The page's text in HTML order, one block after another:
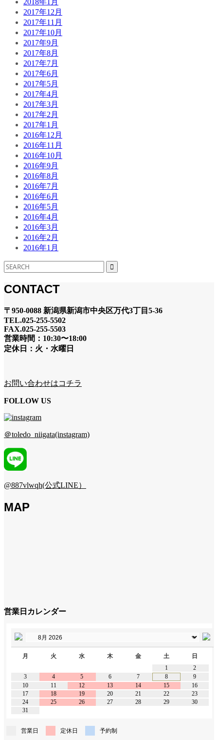
2018年1月
2017年12月
2017年11月
2017年10月
2017年9月
2017年8月
2017年7月
2017年6月
2017年5月
2017年4月
2017年3月
2017年2月
2017年1月
2016年12月
2016年11月
2016年10月
2016年9月
2016年8月
2016年7月
2016年6月
2016年5月
2016年4月
2016年3月
2016年2月
2016年1月
CONTACT
〒950-0088 新潟県新潟市中央区万代3丁目5-36
TEL.025-255-5502
FAX.025-255-5503
営業時間：10:30〜18:00
定休日：火・水曜日
お問い合わせはコチラ
FOLLOW US
＠toledo_niigata(instagram)
@887vlwqh(公式LINE）
MAP
営業日カレンダー
月 火 水 木 金 土
日
1
2
3
4 5 6 7 8
9
10
11 12 13 14 15
16
17
18 19 20 21 22
23
24
25 26 27 28 29
30
31
営業日 定休日 予約制